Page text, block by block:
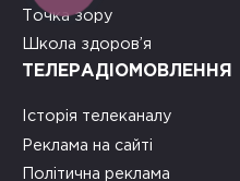
Точка зору
Школа здоров’я
ТЕЛЕРАДІОМОВЛЕННЯ
Історія телеканалу
Реклама на сайті
Політична реклама